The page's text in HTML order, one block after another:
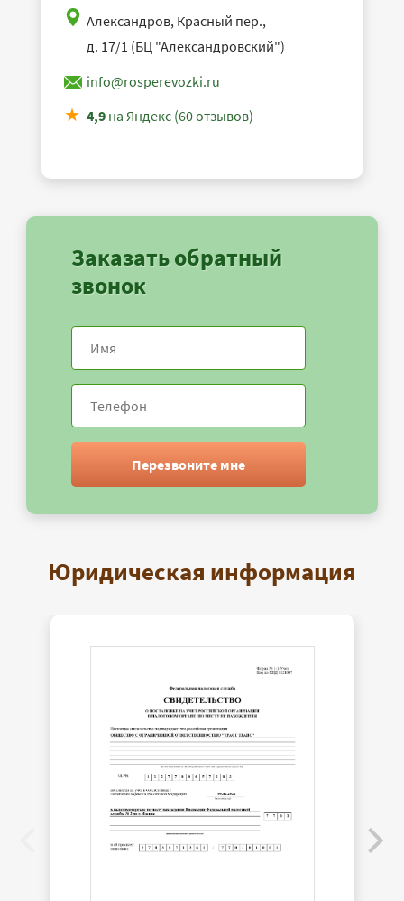
Александров, Красный пер.,
д. 17/1 (БЦ "Александровский")
info@rosperevozki.ru
4,9 на Яндекс (60 отзывов)
Заказать обратный
звонок
Перезвоните мне
Юридическая информация